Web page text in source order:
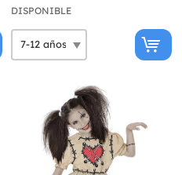
DISPONIBLE